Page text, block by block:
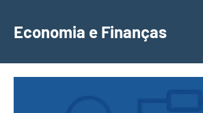
para
conteúdo
Economia e Finanças
Depósitos